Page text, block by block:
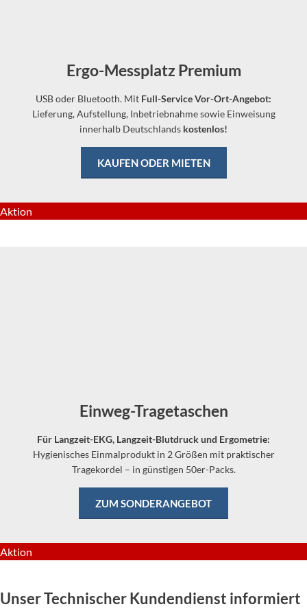
Ergo-Messplatz Premium
USB oder Bluetooth. Mit Full-Service Vor-Ort-Angebot:
Lieferung, Aufstellung, Inbetriebnahme sowie Einweisung
innerhalb Deutschlands kostenlos!
KAUFEN ODER MIETEN
Aktion
Einweg-Tragetaschen
Für Langzeit-EKG, Langzeit-Blutdruck und Ergometrie:
Hygienisches Einmalprodukt in 2 Größen mit praktischer
Tragekordel – in günstigen 50er-Packs.
ZUM SONDERANGEBOT
Aktion
Unser Technischer Kundendienst informiert